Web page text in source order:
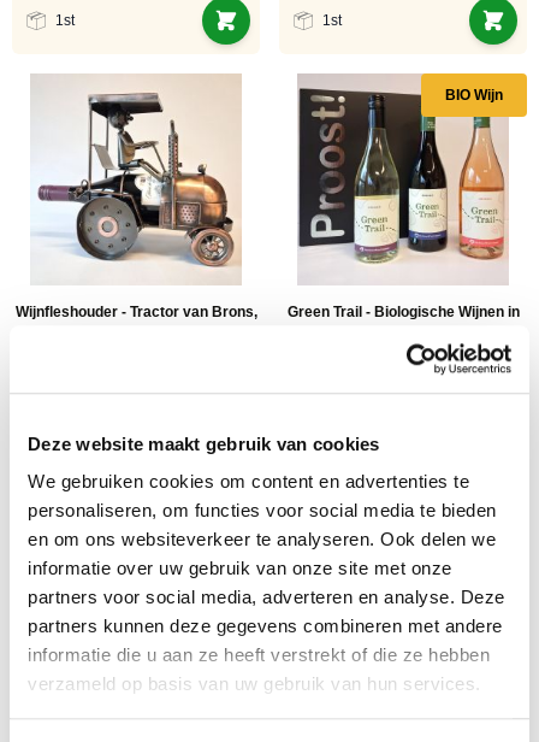
Deze website maakt gebruik van cookies
We gebruiken cookies om content en advertenties te
personaliseren, om functies voor social media te bieden
en om ons websiteverkeer te analyseren. Ook delen we
informatie over uw gebruik van onze site met onze
partners voor social media, adverteren en analyse. Deze
partners kunnen deze gegevens combineren met andere
informatie die u aan ze heeft verstrekt of die ze hebben
verzameld op basis van uw gebruik van hun services.
1st 1st
Wijnfleshouder - Tractor van Brons,
BIO Wijn
Green Trail - Biologische Wijnen in